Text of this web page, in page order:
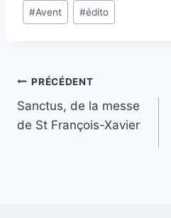
Étiquettes
de
#Avent #édito
Navigation
de
PRÉCÉDENT
Sanctus, de la messe
de St François-Xavier